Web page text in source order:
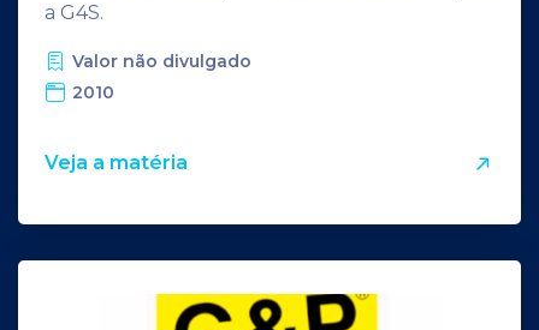
a G4S.
Valor não divulgado
2010
Veja a matéria